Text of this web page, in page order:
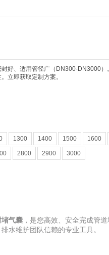
好、适用管径广（DN300-DN3000）
立即获取定制方案。
1300 1400 1500 1600
2800 2900 3000
气囊 ，是您高效、安全完成管
水维护团队信赖的专业工具。